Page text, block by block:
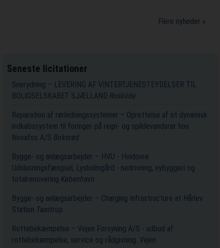
Flere nyheder »
Seneste licitationer
Snerydning – LEVERING AF VINTERTJENESTEYDELSER TIL
BOLIGSELSKABET SJÆLLAND Roskilde
Reparation af rørledningssystemer – Oprettelse af et dynamisk
indkøbssystem til foringer på regn- og spildevandsrør hos
Novafos A/S Birkerød
Bygge- og anlægsarbejder – HVU - Hvidovre
Udslusningsfængsel, Lysholmgård - nedrivning, nybyggeri og
totalrenovering København
Bygge- og anlægsarbejder – Charging Infrastructure at Hårlev
Station Taastrup
Rottebekæmpelse – Vejen Forsyning A/S - udbud af
rottebekæmpelse, service og rådgivning. Vejen